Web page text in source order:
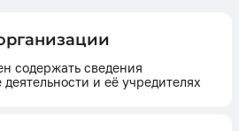
содержать сведения
и её учредителях